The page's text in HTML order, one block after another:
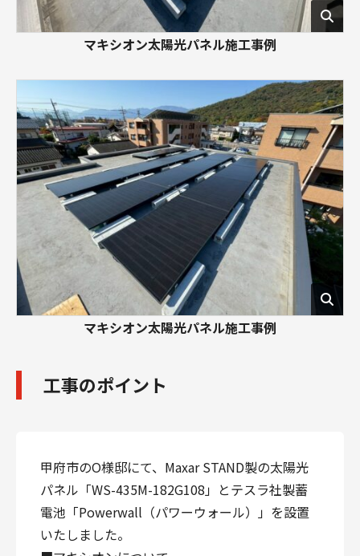
マキシオン太陽光パネル施工事例
マキシオン太陽光パネル施工事例
工事のポイント
甲府市のO様邸にて、Maxar STAND製の太陽光
パネル「WS-435M-182G108」とテスラ社製蓄
電池「Powerwall（パワーウォール）」を設置
いたしました。